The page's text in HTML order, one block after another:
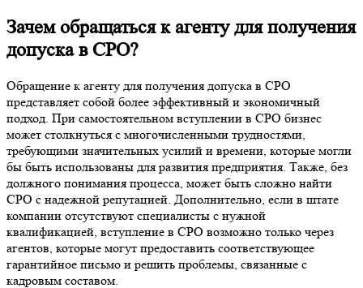
Зачем обращаться к агенту для получения
допуска в СРО?
Обращение к агенту для получения допуска в СРО
представляет собой более эффективный и экономичный
подход. При самостоятельном вступлении в СРО бизнес
может столкнуться с многочисленными трудностями,
требующими значительных усилий и времени, которые могли
бы быть использованы для развития предприятия. Также, без
должного понимания процесса, может быть сложно найти
СРО с надежной репутацией. Дополнительно, если в штате
компании отсутствуют специалисты с нужной
квалификацией, вступление в СРО возможно только через
агентов, которые могут предоставить соответствующее
гарантийное письмо и решить проблемы, связанные с
кадровым составом.